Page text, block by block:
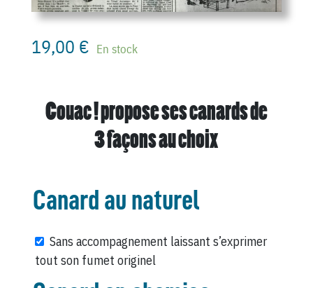
19,00 € En stock
Couac ! propose ses canards de
3 façons au choix
Canard au naturel
Sans accompagnement laissant s’exprimer
tout son fumet originel